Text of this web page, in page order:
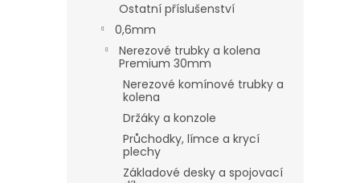
Ostatní příslušenství
0,6mm
Nerezové trubky a kolena
Premium 30mm
Nerezové komínové trubky a
kolena
Držáky a konzole
Průchodky, límce a krycí
plechy
Základové desky a spojovací